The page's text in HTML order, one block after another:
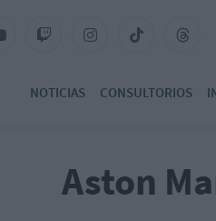
NOTICIAS CONSULTORIOS
Aston